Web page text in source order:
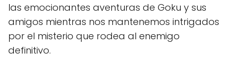
las emocionantes aventuras de Goku y sus
amigos mientras nos mantenemos intrigados
por el misterio que rodea al enemigo
definitivo.